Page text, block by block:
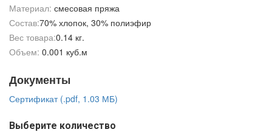
Материал: смесовая пряжа
Состав:70% хлопок, 30% полиэфир
Вес товара:0.14 кг.
Объем: 0.001 куб.м
Документы
Сертификат (.pdf, 1.03 МБ)
Выберите количество